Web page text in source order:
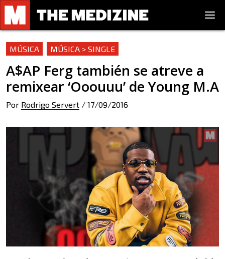
MÚSICA MÚSICA > SINGLE
A$AP Ferg también se atreve a
remixear ‘Ooouuu’ de Young M.A
Por Rodrigo Servert / 17/09/2016